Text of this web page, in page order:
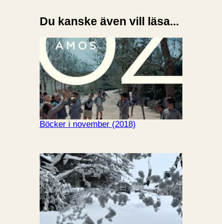
Du kanske även vill läsa...
Böcker i november (2018)